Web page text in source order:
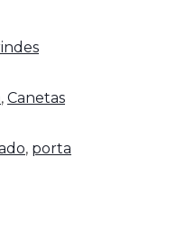
, Canetas
, porta